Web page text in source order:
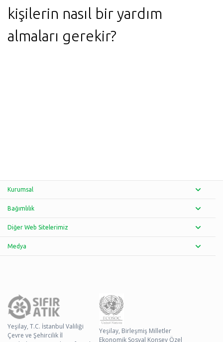
kişilerin nasıl bir yardım
almaları gerekir?
Kurumsal
Bağımlılık
Diğer Web Sitelerimiz
Medya
Yeşilay, T.C. İstanbul Valiliği
Çevre ve Şehircilik İl
Yeşilay, Birleşmiş Milletler
Ekonomik Sosyal Konsey Özel